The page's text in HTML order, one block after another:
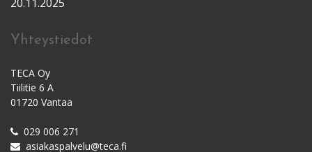
Yhteystiedot
TECA Oy
Tiilitie 6 A
01720 Vantaa
029 006 271
asiakaspalvelu@teca.fi